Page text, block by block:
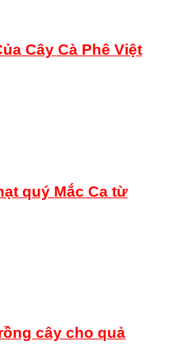
Cây Cà Phê Việt
quý Mắc Ca từ
cây cho quả